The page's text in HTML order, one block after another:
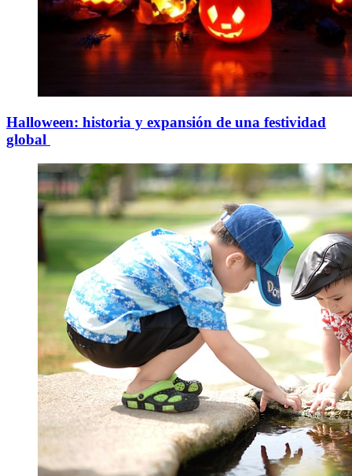
Halloween: historia y expansión de una festividad
global